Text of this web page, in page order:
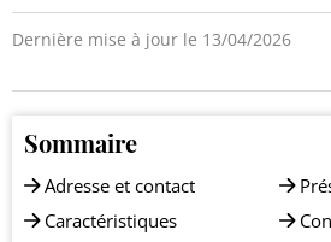
Dernière mise à jour le 13/04/2026
Sommaire
Adresse et contact
Caractéristiques